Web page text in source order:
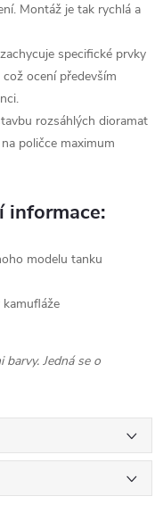
Montáž je tak rychlá a
specifické prvky
ocení především
rozsáhlých dioramat
poličce maximum
informace:
modelu tanku
barvy. Jedná se o